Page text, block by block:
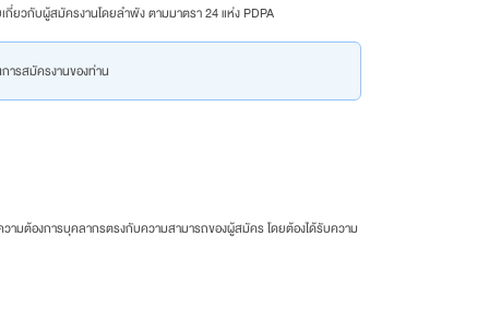
ยวกับผู้สมัครงานโดยลำพัง ตามมาตรา 24 แห่ง PDPA
ารสมัครงานของท่าน
ต้องการบุคลากรตรงกับความสามารถของผู้สมัคร โดยต้องได้รับความ